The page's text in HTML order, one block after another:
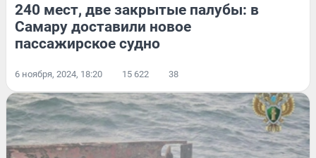
240 мест, две закрытые палубы: в
Самару доставили новое
пассажирское судно
6 ноября, 2024, 18:20 15 622 38